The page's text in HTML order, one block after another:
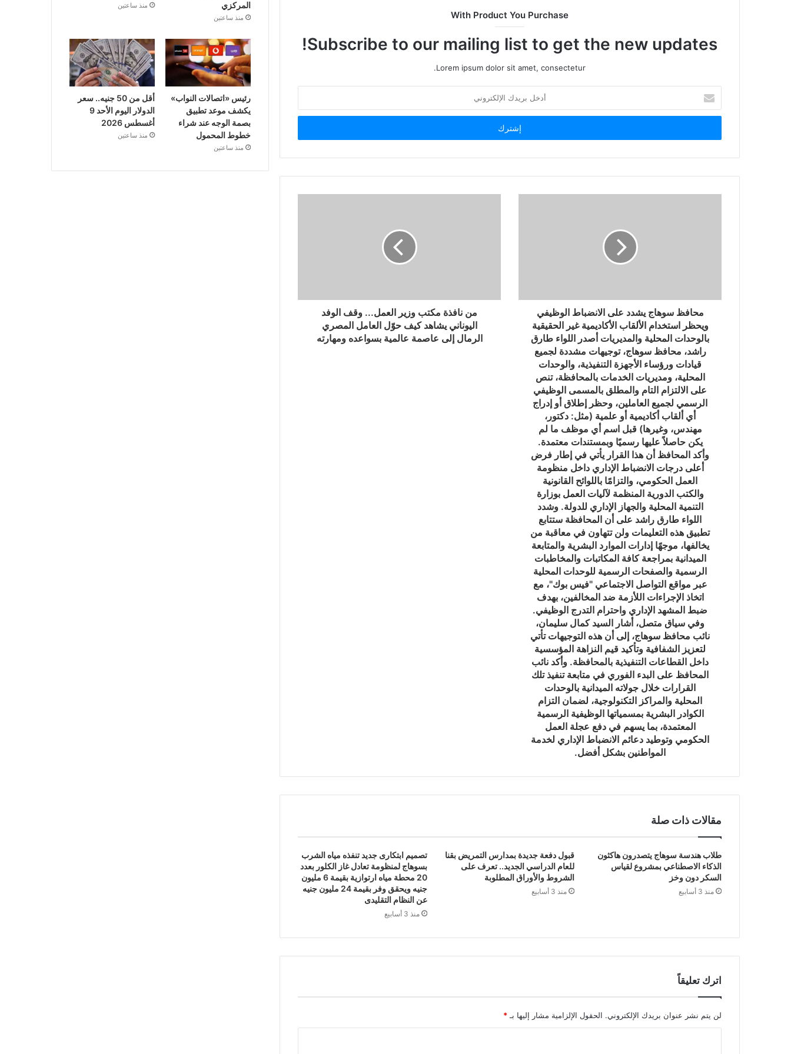
With Product You Purchase
Subscribe to our mailing list to get the new updates!
Lorem ipsum dolor sit amet, consectetur.
بريدك
الإلكتروني
محافظ سوهاج يشدد على الانضباط الوظيفي
ويحظر استخدام الألقاب الأكاديمية غير الحقيقية
بالوحدات المحلية والمديريات أصدر اللواء طارق
راشد، محافظ سوهاج، توجيهات مشددة لجميع
قيادات ورؤساء الأجهزة التنفيذية، والوحدات
المحلية، ومديريات الخدمات بالمحافظة، تنص
على الالتزام التام والمطلق بالمسمى الوظيفي
الرسمي لجميع العاملين، وحظر إطلاق أو إدراج
أي ألقاب أكاديمية أو علمية (مثل: دكتور،
مهندس، وغيرها) قبل اسم أي موظف ما لم
يكن حاصلاً عليها رسميًا وبمستندات معتمدة.
وأكد المحافظ أن هذا القرار يأتي في إطار فرض
أعلى درجات الانضباط الإداري داخل منظومة
العمل الحكومي، والتزامًا باللوائح القانونية
والكتب الدورية المنظمة لآليات العمل بوزارة
التنمية المحلية والجهاز الإداري للدولة. وشدد
اللواء طارق راشد على أن المحافظة ستتابع
تطبيق هذه التعليمات ولن تتهاون في معاقبة من
يخالفها، موجهًا إدارات الموارد البشرية والمتابعة
الميدانية بمراجعة كافة المكاتبات والمخاطبات
الرسمية والصفحات الرسمية للوحدات المحلية
عبر مواقع التواصل الاجتماعي "فيس بوك"، مع
اتخاذ الإجراءات اللأزمة ضد المخالفين، بهدف
ضبط المشهد الإداري واحترام التدرج الوظيفي.
وفي سياق متصل، أشار السيد كمال سليمان،
نائب محافظ سوهاج، إلى أن هذه التوجيهات تأتي
لتعزيز الشفافية وتأكيد قيم النزاهة المؤسسية
داخل القطاعات التنفيذية بالمحافظة. وأكد نائب
المحافظ على البدء الفوري في متابعة تنفيذ تلك
القرارات خلال جولاته الميدانية بالوحدات
المحلية والمراكز التكنولوجية، لضمان التزام
الكوادر البشرية بمسمياتها الوظيفية الرسمية
المعتمدة، بما يسهم في دفع عجلة العمل
الحكومي وتوطيد دعائم الانضباط الإداري لخدمة
المواطنين بشكل أفضل.
من نافذة مكتب وزير العمل... وقف الوفد
اليوناني يشاهد كيف حوّل العامل المصري
الرمال إلى عاصمة عالمية بسواعده ومهارته
مقالات ذات صلة
طلاب هندسة سوهاج يتصدرون هاكثون
الذكاء الاصطناعي بمشروع لقياس
السكر دون وخز
منذ 3 أسابيع
قبول دفعة جديدة بمدارس التمريض بقنا
للعام الدراسي الجديد.. تعرف على
الشروط والأوراق المطلوبة
منذ 3 أسابيع
تصميم ابتكارى جديد تنفذه مياه الشرب
بسوهاج لمنظومة تعادل غاز الكلور بعدد
20 محطة مياه ارتوازية بقيمة 6 مليون
جنيه ويحقق وفر بقيمة 24 مليون جنيه
عن النظام التقليدى
منذ 3 أسابيع
اترك تعليقاً
لن يتم نشر عنوان بريدك الإلكتروني. الحقول الإلزامية مشار إليها بـ*
المركزي
منذ ساعتين
منذ ساعتين
رئيس «اتصالات النواب»
يكشف موعد تطبيق
بصمة الوجه عند شراء
خطوط المحمول
منذ ساعتين
أقل من 50 جنيه.. سعر
الدولار اليوم الأحد 9
أغسطس 2026
منذ ساعتين